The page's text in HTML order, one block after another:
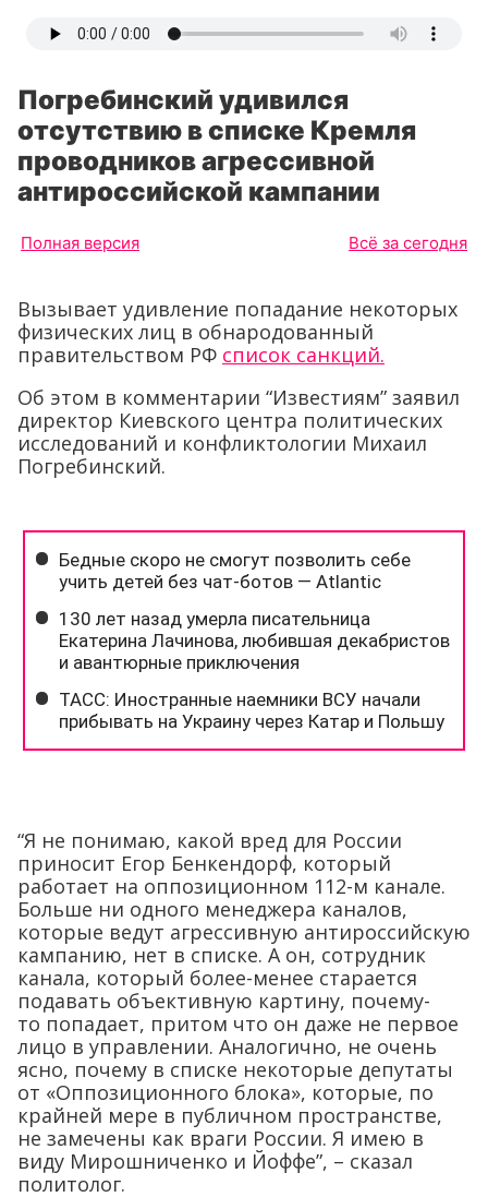
Погребинский удивился
отсутствию в списке Кремля
проводников агрессивной
антироссийской кампании
Полная версия Всё за сегодня
Вызывает удивление попадание некоторых
физических лиц в обнародованный
правительством РФ список санкций.
Об этом в комментарии “Известиям” заявил
директор Киевского центра политических
исследований и конфликтологии Михаил
Погребинский.
“Я не понимаю, какой вред для России
приносит Егор Бенкендорф, который
работает на оппозиционном 112-м канале.
Больше ни одного менеджера каналов,
которые ведут агрессивную антироссийскую
кампанию, нет в списке. А он, сотрудник
канала, который более-менее старается
подавать объективную картину, почему-
то попадает, притом что он даже не первое
лицо в управлении. Аналогично, не очень
ясно, почему в списке некоторые депутаты
от «Оппозиционного блока», которые, по
крайней мере в публичном пространстве,
не замечены как враги России. Я имею в
виду Мирошниченко и Йоффе”, – сказал
политолог.